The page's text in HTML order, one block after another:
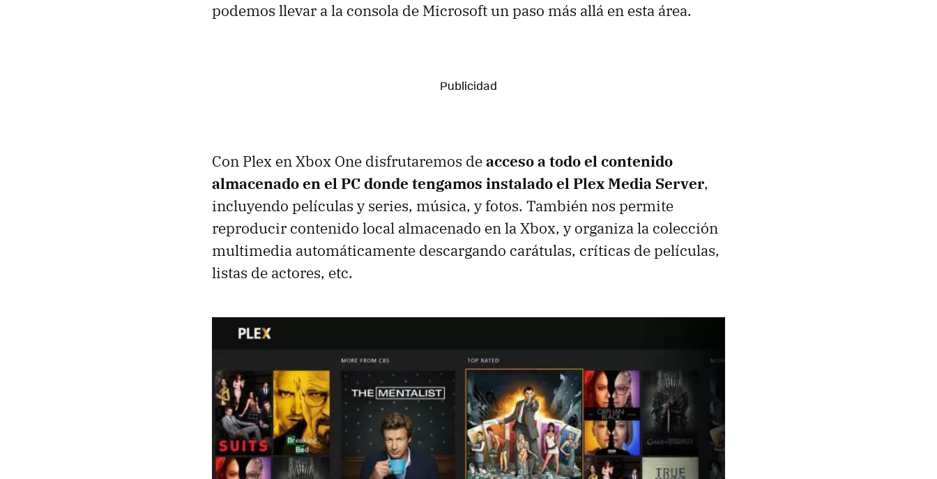
podemos llevar a la consola de Microsoft un paso más allá en esta área.
Con Plex en Xbox One disfrutaremos deacceso a todo el contenido
almacenado en el PC donde tengamos instalado el Plex Media Server,
incluyendo películas y series, música, y fotos. También nos permite
reproducir contenido local almacenado en la Xbox, y organiza la colección
multimedia automáticamente descargando carátulas, críticas de películas,
listas de actores, etc.